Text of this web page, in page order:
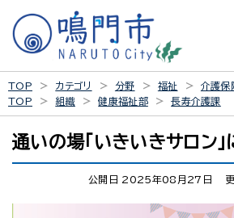
TOP カテゴリ 分野 福祉
介護保
TOP
組織 健康福祉部 長寿介護課
通いの場「いきいきサロン」
公開日 2025年08月27日